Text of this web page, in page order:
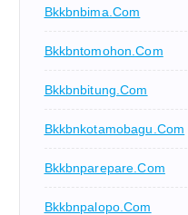
Bkkbnbima.com
Bkkbntomohon.com
Bkkbnbitung.com
Bkkbnkotamobagu.com
Bkkbnparepare.com
Bkkbnpalopo.com